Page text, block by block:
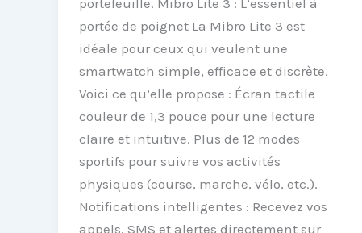
portée de poignet La Mibro Lite 3 est
idéale pour ceux qui veulent une
smartwatch simple, efficace et discrète.
Voici ce qu’elle propose : Écran tactile
couleur de 1,3 pouce pour une lecture
claire et intuitive. Plus de 12 modes
sportifs pour suivre vos activités
physiques (course, marche, vélo, etc.).
Notifications intelligentes : Recevez vos
appels, SMS et alertes directement sur